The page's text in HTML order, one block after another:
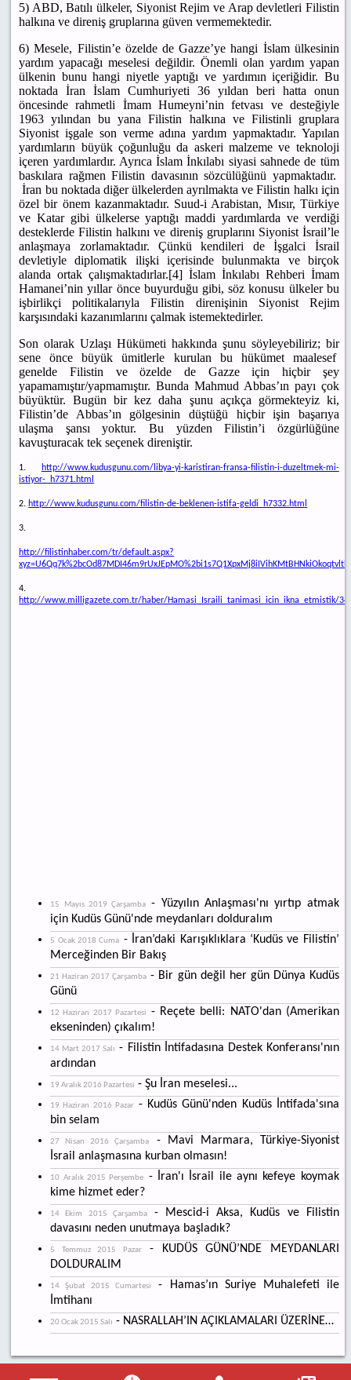
5) ABD, Batılı ülkeler, Siyonist Rejim ve Arap devletleri Filistin
halkına ve direniş gruplarına güven vermemektedir.
6) Mesele, Filistin’e özelde de Gazze’ye hangi İslam ülkesinin
yardım yapacağı meselesi değildir. Önemli olan yardım yapan
ülkenin bunu hangi niyetle yaptığı ve yardımın içeriğidir. Bu
noktada İran İslam Cumhuriyeti 36 yıldan beri hatta onun
öncesinde rahmetli İmam Humeyni’nin fetvası ve desteğiyle
1963 yılından bu yana Filistin halkına ve Filistinli gruplara
Siyonist işgale son verme adına yardım yapmaktadır. Yapılan
yardımların büyük çoğunluğu da askeri malzeme ve teknoloji
içeren yardımlardır. Ayrıca İslam İnkılabı siyasi sahnede de tüm
baskılara rağmen Filistin davasının sözcülüğünü yapmaktadır.
İran bu noktada diğer ülkelerden ayrılmakta ve Filistin halkı için
özel bir önem kazanmaktadır. Suud-i Arabistan, Mısır, Türkiye
ve Katar gibi ülkelerse yaptığı maddi yardımlarda ve verdiği
desteklerde Filistin halkını ve direniş gruplarını Siyonist İsrail’le
anlaşmaya zorlamaktadır. Çünkü kendileri de İşgalci İsrail
devletiyle diplomatik ilişki içerisinde bulunmakta ve birçok
alanda ortak çalışmaktadırlar.[4] İslam İnkılabı Rehberi İmam
Hamanei’nin yıllar önce buyurduğu gibi, söz konusu ülkeler bu
işbirlikçi politikalarıyla Filistin direnişinin Siyonist Rejim
karşısındaki kazanımlarını çalmak istemektedirler.
Son olarak Uzlaşı Hükümeti hakkında şunu söyleyebiliriz; bir
sene önce büyük ümitlerle kurulan bu hükümet maalesef
genelde Filistin ve özelde de Gazze için hiçbir şey
yapamamıştır/yapmamıştır. Bunda Mahmud Abbas’ın payı çok
büyüktür. Bugün bir kez daha şunu açıkça görmekteyiz ki,
Filistin’de Abbas’ın gölgesinin düştüğü hiçbir işin başarıya
ulaşma şansı yoktur. Bu yüzden Filistin’i özgürlüğüne
kavuşturacak tek seçenek direniştir.
1.
http://www.kudusgunu.com/libya-yi-karistiran-fransa-filistin-i-duzeltmek-mi-
istiyor-_h7371.html
2. http://www.kudusgunu.com/filistin-de-beklenen-istifa-geldi_h7332.html
3.
http://filistinhaber.com/tr/default.aspx?
4.
http://www.milligazete.com.tr/haber/Hamasi_Israili_tanimasi_icin_ikna_etmistik/
15 Mayıs 2019 Çarşamba
- Yüzyılın Anlaşması'nı yırtıp atmak
için Kudüs Günü'nde meydanları dolduralım
5 Ocak 2018 Cuma - İran’daki Karışıklıklara ‘Kudüs ve Filistin’
Merceğinden Bir Bakış
21 Haziran 2017 Çarşamba - Bir gün değil her gün Dünya Kudüs
Günü
12 Haziran 2017 Pazartesi
- Reçete belli: NATO'dan (Amerikan
ekseninden) çıkalım!
14 Mart 2017 Salı - Filistin İntifadasına Destek Konferansı'nın
ardından
19 Aralık 2016 Pazartesi - Şu İran meselesi...
19 Haziran 2016 Pazar- Kudüs Günü'nden Kudüs İntifada'sına
bin selam
27 Nisan 2016 Çarşamba
- Mavi Marmara, Türkiye-Siyonist
İsrail anlaşmasına kurban olmasın!
10 Aralık 2015 Perşembe
- İran'ı İsrail ile aynı kefeye koymak
kime hizmet eder?
14 Ekim 2015 Çarşamba- Mescid-i Aksa, Kudüs ve Filistin
davasını neden unutmaya başladık?
5 Temmuz 2015 Pazar- KUDÜS GÜNÜ’NDE MEYDANLARI
DOLDURALIM
14 Şubat 2015 Cumartesi
- Hamas’ın Suriye Muhalefeti ile
İmtihanı
20 Ocak 2015 Salı - NASRALLAH’IN AÇIKLAMALARI ÜZERİNE…